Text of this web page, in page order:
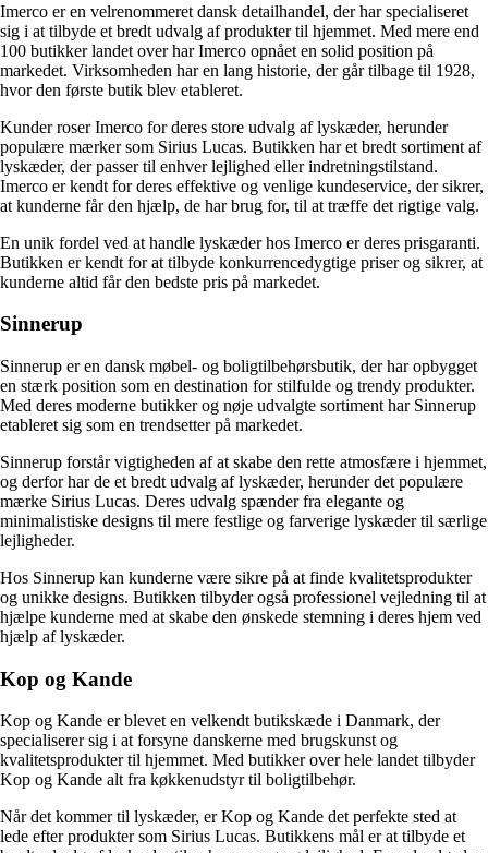
Imerco er en velrenommeret dansk detailhandel, der har specialiseret
sig i at tilbyde et bredt udvalg af produkter til hjemmet. Med mere end
100 butikker landet over har Imerco opnået en solid position på
markedet. Virksomheden har en lang historie, der går tilbage til 1928,
hvor den første butik blev etableret.
Kunder roser Imerco for deres store udvalg af lyskæder, herunder
populære mærker som Sirius Lucas. Butikken har et bredt sortiment af
lyskæder, der passer til enhver lejlighed eller indretningstilstand.
Imerco er kendt for deres effektive og venlige kundeservice, der sikrer,
at kunderne får den hjælp, de har brug for, til at træffe det rigtige valg.
En unik fordel ved at handle lyskæder hos Imerco er deres prisgaranti.
Butikken er kendt for at tilbyde konkurrencedygtige priser og sikrer, at
kunderne altid får den bedste pris på markedet.
Sinnerup
Sinnerup er en dansk møbel- og boligtilbehørsbutik, der har opbygget
en stærk position som en destination for stilfulde og trendy produkter.
Med deres moderne butikker og nøje udvalgte sortiment har Sinnerup
etableret sig som en trendsetter på markedet.
Sinnerup forstår vigtigheden af at skabe den rette atmosfære i hjemmet,
og derfor har de et bredt udvalg af lyskæder, herunder det populære
mærke Sirius Lucas. Deres udvalg spænder fra elegante og
minimalistiske designs til mere festlige og farverige lyskæder til særlige
lejligheder.
Hos Sinnerup kan kunderne være sikre på at finde kvalitetsprodukter
og unikke designs. Butikken tilbyder også professionel vejledning til at
hjælpe kunderne med at skabe den ønskede stemning i deres hjem ved
hjælp af lyskæder.
Kop og Kande
Kop og Kande er blevet en velkendt butikskæde i Danmark, der
specialiserer sig i at forsyne danskerne med brugskunst og
kvalitetsprodukter til hjemmet. Med butikker over hele landet tilbyder
Kop og Kande alt fra køkkenudstyr til boligtilbehør.
Når det kommer til lyskæder, er Kop og Kande det perfekte sted at
lede efter produkter som Sirius Lucas. Butikkens mål er at tilbyde et